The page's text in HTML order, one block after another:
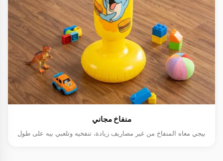
منفاخ مجاني
بيجي معاه المنفاخ من غير مصاريف زيادة، تنفخيه وتلعبي بيه على طول